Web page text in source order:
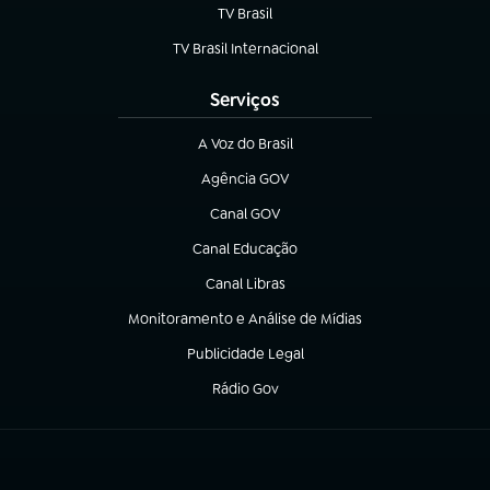
TV Brasil
(abre em nova aba)
TV Brasil Internacional
(abre em nova aba)
Serviços
A Voz do Brasil
(abre em nova aba)
Agência GOV
(abre em nova aba)
Canal GOV
(abre em nova aba)
Canal Educação
(abre em nova aba)
Canal Libras
(abre em nova aba)
Monitoramento e Análise de Mídias
(abre em nova aba)
Publicidade Legal
(abre em nova aba)
Rádio Gov
(abre em nova aba)